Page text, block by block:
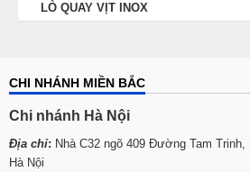
LÒ QUAY VỊT INOX
CHI NHÁNH MIỀN BẮC
Chi nhánh Hà Nội
Địa chỉ: Nhà C32 ngõ 409 Đường Tam
Hà Nội